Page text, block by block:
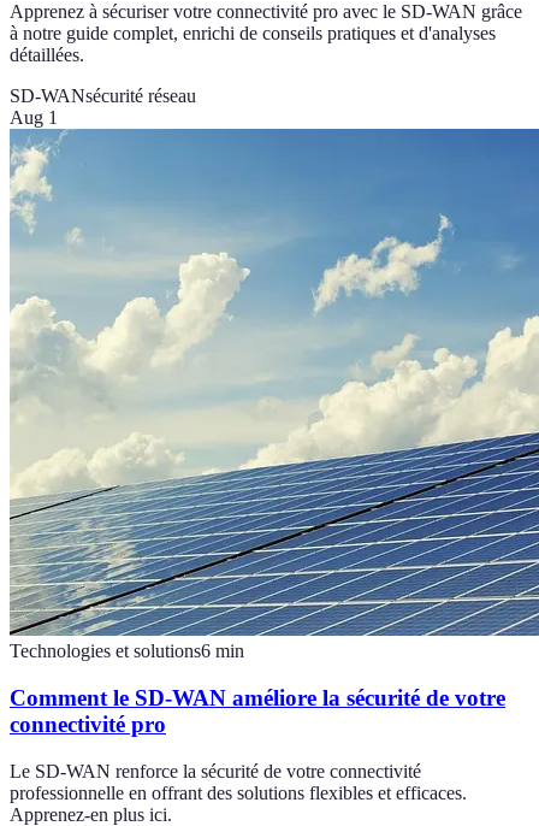
Apprenez à sécuriser votre connectivité pro avec le SD-WAN grâce
à notre guide complet, enrichi de conseils pratiques et d'analyses
détaillées.
SD-WANsécurité réseau
Aug 1
Technologies et solutions6 min
Comment le SD-WAN améliore la sécurité de votre
connectivité pro
Le SD-WAN renforce la sécurité de votre connectivité
professionnelle en offrant des solutions flexibles et efficaces.
Apprenez-en plus ici.